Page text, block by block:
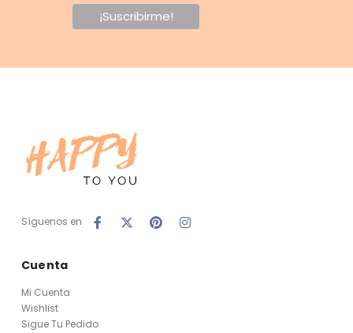
Síguenos en
Cuenta
Mi Cuenta
Wishlist
Sigue Tu Pedido